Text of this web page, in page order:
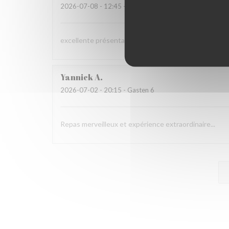
2026-07-08 - 12:45 - Gasten 3
excellente présentation dans les assiettes et
YannickA
2026-07-02 - 20:15 - Gasten 6
Repas merveilleux et expérience extraordinaire...